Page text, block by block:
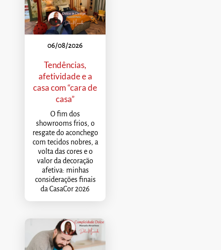
06/08/2026
Tendências,
afetividade e a
casa com “cara de
casa”
O fim dos
showrooms frios, o
resgate do aconchego
com tecidos nobres, a
volta das cores e o
valor da decoração
afetiva: minhas
considerações finais
da CasaCor 2026